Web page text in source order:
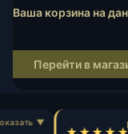
Ваша корзина на
Перейти в